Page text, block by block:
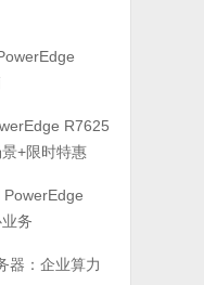
R7625
+限时特惠
务
器：企业算力